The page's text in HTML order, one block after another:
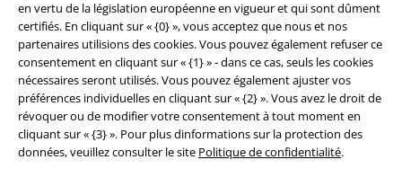
en vertu de la législation européenne en vigueur et qui sont dûment
certifiés. En cliquant sur « {0} », vous acceptez que nous et nos
partenaires utilisions des cookies. Vous pouvez également refuser ce
consentement en cliquant sur « {1} » - dans ce cas, seuls les cookies
nécessaires seront utilisés. Vous pouvez également ajuster vos
préférences individuelles en cliquant sur « {2} ». Vous avez le droit de
révoquer ou de modifier votre consentement à tout moment en
cliquant sur « {3} ». Pour plus dinformations sur la protection des
données, veuillez consulter le site Politique de confidentialité.
Clauses de confidentialité
Élimination des déchets et protection de l'environnement
Déclaration de Conformité
Informations sur l'accessibilité